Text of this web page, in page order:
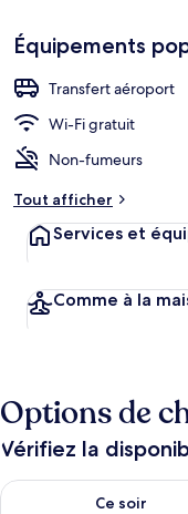
Équipements
Transfert aéroport
Wi-Fi gratuit
Non-fumeurs
Tout afficher
Services et
Comme à la
Options de
Vérifiez la
Ce soir
Vérifier la disponibilité